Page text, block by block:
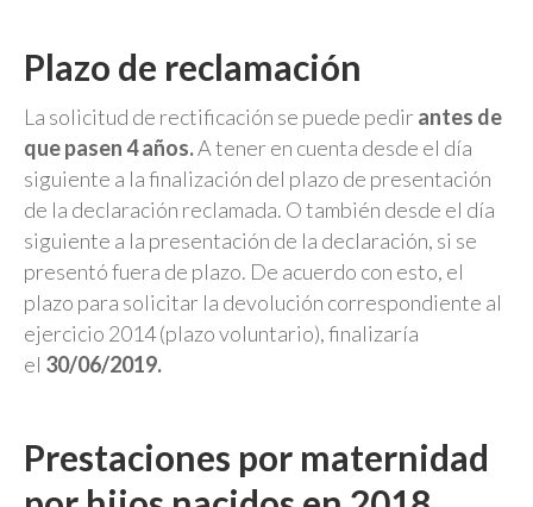
Plazo de reclamación
La solicitud de rectificación se puede pedirantes de
que pasen 4 años.A tener en cuenta desde el día
siguiente a la finalización del plazo de presentación
de la declaración reclamada. O también desde el día
siguiente a la presentación de la declaración, si se
presentó fuera de plazo. De acuerdo con esto, el
plazo para solicitar la devolución correspondiente al
ejercicio 2014 (plazo voluntario), finalizaría
el 30/06/2019.
Prestaciones por maternidad